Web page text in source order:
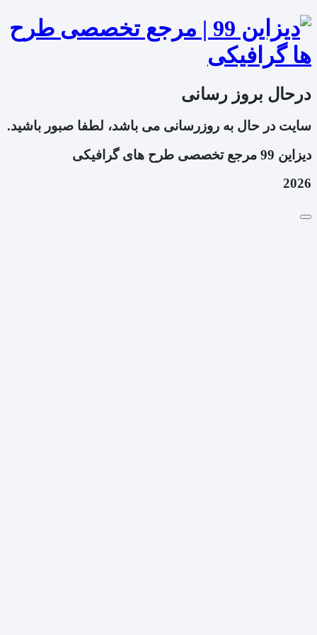
درحال بروز رسانی
سایت در حال به روزرسانی می باشد، لطفا صبور باشید.
دیزاین 99 مرجع تخصصی طرح های گرافیکی
2026